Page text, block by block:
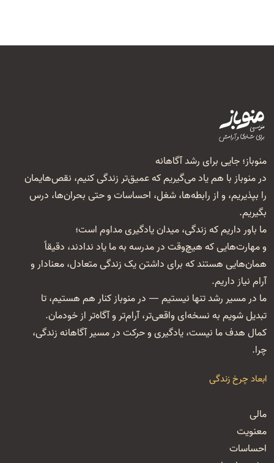
منوباز؛ جایی برای رشد آگاهانه
در منوباز با هم یاد می‌گیریم که عمیق‌تر زندگی کنیم، نقص‌هایمان
را بپذیریم، و از رابطه‌ها، شغل‌، احساسات و حتی بحران‌ها، درس
بگیریم.
ما باور داریم که زندگی، میدان یادگیری مداوم است؛
و مهارت‌هایی که هیچ‌وقت در مدرسه به ما یاد ندادند، دقیقاً
همان‌هایی هستند که برای داشتن یک زندگی متعادل، معنا‌دار و
آرام نیاز داریم.
ما در مسیر رشد تنها نیستیم — در منوباز کنار هم هستیم، تا
تبدیل شویم به نسخه‌ای واقعی‌تر، آرام‌تر و آگاه‌تر از خودمان.
کمال هدف ما نیست، یادگیری و حرکت در مسیر آگاهانه زندگی،
چرا.
ابعاد چرخ زندگی
مالی
معنویت
احساسات